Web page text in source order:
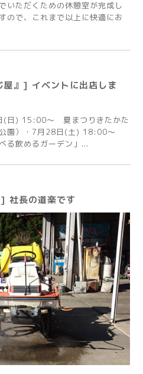
いただくための休憩室が完成し
ので、これまで以上に快適にお
』] イベントに出店しま
(日) 15:00～ 夏まつりきたかた
公園）・7月28日(土) 18:00～
る飲めるガーデン」...
社長の道楽です